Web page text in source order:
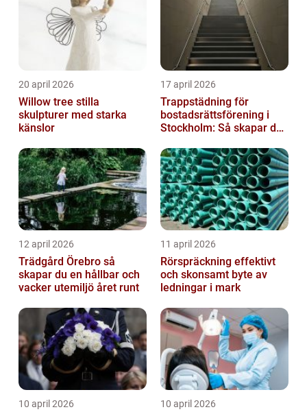
20 april 2026
Willow tree stilla
skulpturer med starka
känslor
17 april 2026
Trappstädning för
bostadsrättsförening i
Stockholm: Så skapar du
trapphus...
12 april 2026
Trädgård Örebro så
skapar du en hållbar och
vacker utemiljö året runt
11 april 2026
Rörspräckning effektivt
och skonsamt byte av
ledningar i mark
10 april 2026 10 april 2026